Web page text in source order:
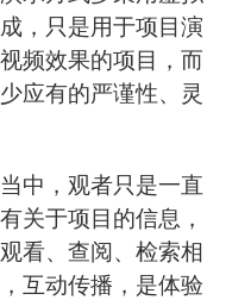
，只是用于项目演
频效果的项目，而
应有的严谨性、灵
中，观者只是一直
关于项目的信息，
看、查阅、检索相
互动传播，是体验